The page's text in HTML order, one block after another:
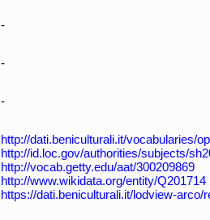
-
-
-
http://dati.beniculturali.it/vocabularies/
http://id.loc.gov/authorities/subjects/
http://vocab.getty.edu/aat/300209869
http://www.wikidata.org/entity/Q201714
https://dati.beniculturali.it/lodview-